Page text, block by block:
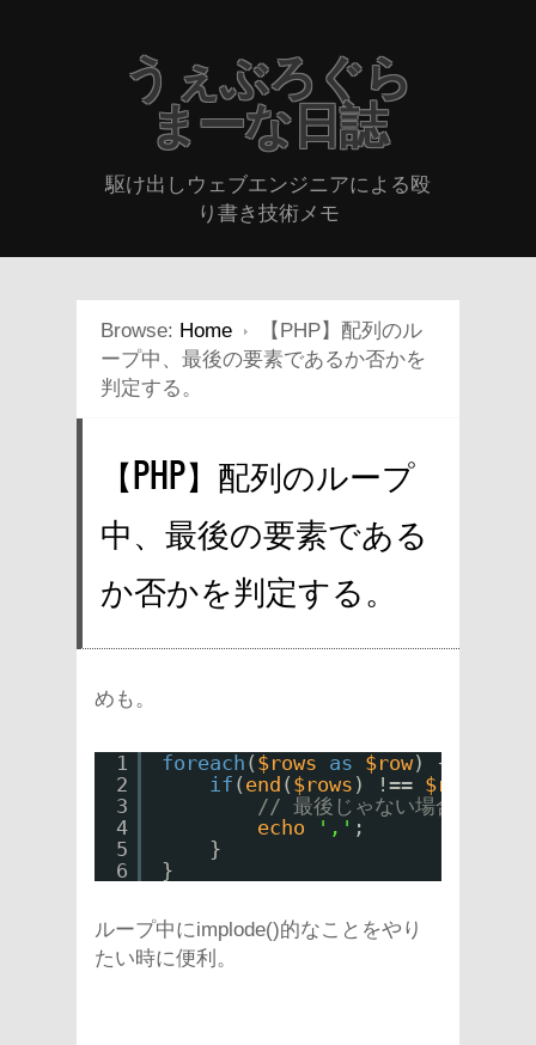
うぇぶろぐら
まーな日誌
駆け出しウェブエンジニアによる殴
り書き技術メモ
Browse: Home
【PHP】配列のル
ープ中、最後の要素であるか否かを
判定する。
【PHP】配列のループ
中、最後の要素である
か否かを判定する。
めも。
1
2
3
4
5
6
foreach ( $rows as $row) {
if ( end ( $rows ) !== $row
// 最後じゃない場合の処理
echo
',' ;
}
}
ループ中にimplode()的なことをやり
たい時に便利。